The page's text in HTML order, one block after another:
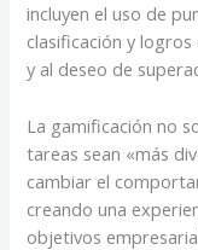
incluyen el uso de
clasificación y
y al deseo de
La gamificación no
tareas sean «más
cambiar el
creando una
objetivos